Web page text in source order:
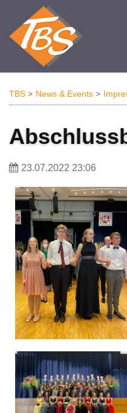
TBS News & Events
23.07.2022 23:06